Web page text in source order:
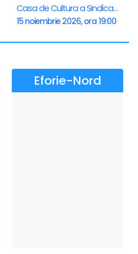
Casa de Cultura a Sindicatelor , Oradea
15 noiembrie 2026, ora 19:00
Eforie-Nord